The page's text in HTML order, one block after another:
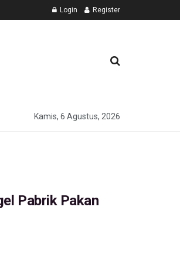
Login Register
Kamis, 6 Agustus, 2026
Pabrik Pakan